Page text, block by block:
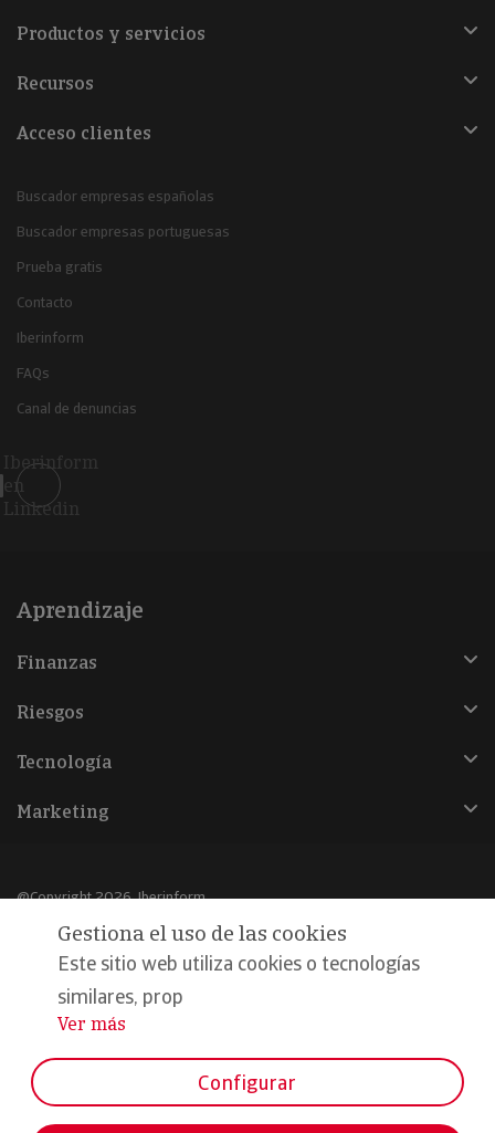
Productos y servicios
Recursos
Acceso clientes
Buscador empresas españolas
Buscador empresas portuguesas
Prueba gratis
Contacto
Iberinform
FAQs
Canal de denuncias
Iberinform
en
Linkedin
Aprendizaje
Finanzas
Riesgos
Tecnología
Marketing
@Copyright 2026, Iberinform
Política de cookies
Declaración de privacidad
Compromiso calidad y seguridad
Gestiona el uso de las cookies
Este sitio web utiliza cookies o tecnologías
similares, prop
...
Ver más
Configurar